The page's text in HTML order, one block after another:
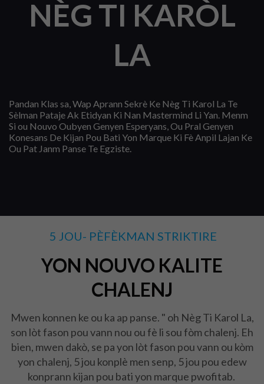
NÈG TI KARÒL
LA
Pandan Klas sa, Wap Aprann Sekrè Ke Nèg Ti Karol La Te
Sèlman Pataje Ak Etidyan Ki Nan Mastermind Li Yan. Menm
Si ou Nouvo Oubyen Genyen Esperyans, Ou Pral Genyen
Konesans De Kijan Pou Bati Yon Marque Ki Fè Anpil Lajan Ke
Ou Pat Janm Panse Te Egziste.
5 JOU- PÈFÈKMAN STRIKTIRE
YON NOUVO KALITE
CHALENJ
Mwen konnen ke ou ka ap panse. " oh Nèg Ti Karol La,
son lòt fason pou vann nou ou fè li sou fòm chalenj. Eh
bien, mwen dakò, se pa yon lòt fason pou vann ou kòm
yon chalenj, 5 jou konplè men senp, 5 jou pou edew
konprann kijan pou bati yon marque pwofitab.